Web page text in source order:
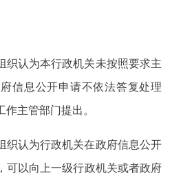
织认为本行政机关未按照要求主
信息公开申请不依法答复处理
主管部门提出。
织认为行政机关在政府信息公开
可以向上一级行政机关或者政府